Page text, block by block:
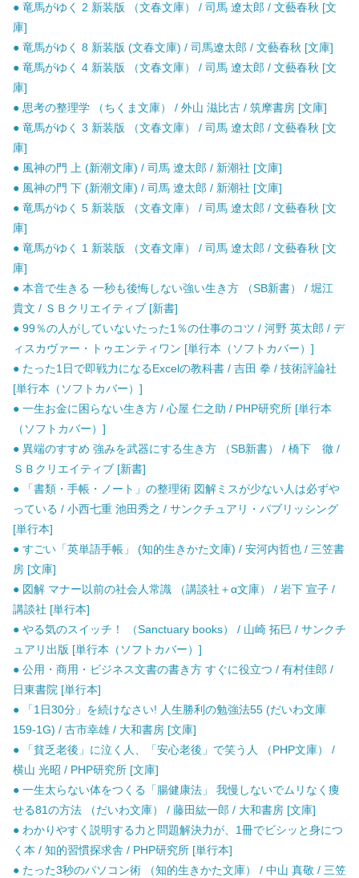
● 竜馬がゆく 2 新装版 （文春文庫） / 司馬 遼太郎 / 文藝春秋 [文
庫]
● 竜馬がゆく 8 新装版 (文春文庫) / 司馬遼太郎 / 文藝春秋 [文庫]
● 竜馬がゆく 4 新装版 （文春文庫） / 司馬 遼太郎 / 文藝春秋 [文
庫]
● 思考の整理学 （ちくま文庫） / 外山 滋比古 / 筑摩書房 [文庫]
● 竜馬がゆく 3 新装版 （文春文庫） / 司馬 遼太郎 / 文藝春秋 [文
庫]
● 風神の門 上 (新潮文庫) / 司馬 遼太郎 / 新潮社 [文庫]
● 風神の門 下 (新潮文庫) / 司馬 遼太郎 / 新潮社 [文庫]
● 竜馬がゆく 5 新装版 （文春文庫） / 司馬 遼太郎 / 文藝春秋 [文
庫]
● 竜馬がゆく 1 新装版 （文春文庫） / 司馬 遼太郎 / 文藝春秋 [文
庫]
● 本音で生きる 一秒も後悔しない強い生き方 （SB新書） / 堀江
貴文 / ＳＢクリエイティブ [新書]
● 99％の人がしていないたった1％の仕事のコツ / 河野 英太郎 / デ
ィスカヴァー・トゥエンティワン [単行本（ソフトカバー）]
● たった1日で即戦力になるExcelの教科書 / 吉田 拳 / 技術評論社
[単行本（ソフトカバー）]
● 一生お金に困らない生き方 / 心屋 仁之助 / PHP研究所 [単行本
（ソフトカバー）]
● 異端のすすめ 強みを武器にする生き方 （SB新書） / 橋下 徹 /
ＳＢクリエイティブ [新書]
● 「書類・手帳・ノート」の整理術 図解ミスが少ない人は必ずや
っている / 小西七重 池田秀之 / サンクチュアリ・パブリッシング
[単行本]
● すごい「英単語手帳」 (知的生きかた文庫) / 安河内哲也 / 三笠書
房 [文庫]
● 図解 マナー以前の社会人常識 （講談社＋α文庫） / 岩下 宣子 /
講談社 [単行本]
● やる気のスイッチ！ （Sanctuary books） / 山崎 拓巳 / サンクチ
ュアリ出版 [単行本（ソフトカバー）]
● 公用・商用・ビジネス文書の書き方 すぐに役立つ / 有村佳郎 /
日東書院 [単行本]
● 「1日30分」を続けなさい! 人生勝利の勉強法55 (だいわ文庫
159-1G) / 古市幸雄 / 大和書房 [文庫]
● 「貧乏老後」に泣く人、「安心老後」で笑う人 （PHP文庫） /
横山 光昭 / PHP研究所 [文庫]
● 一生太らない体をつくる「腸健康法」 我慢しないでムリなく痩
せる81の方法 （だいわ文庫） / 藤田紘一郎 / 大和書房 [文庫]
● わかりやすく説明する力と問題解決力が、1冊でビシッと身につ
く本 / 知的習慣探求舎 / PHP研究所 [単行本]
● たった3秒のパソコン術 （知的生きかた文庫） / 中山 真敬 / 三笠